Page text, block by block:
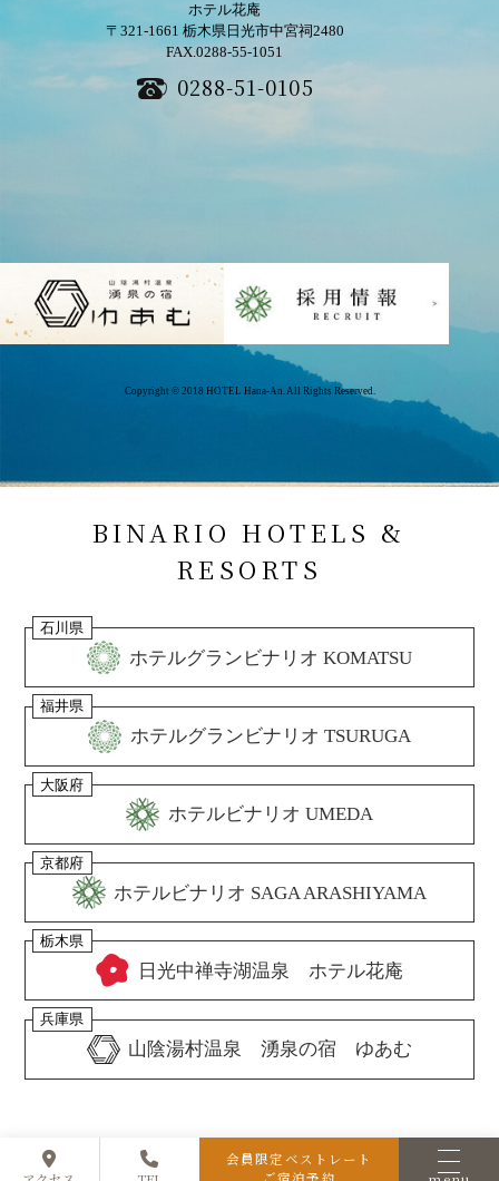
ホテル花庵
〒321-1661 栃木県日光市中宮祠2480
FAX.0288-55-1051
0288-51-0105
Copyright © 2018 HOTEL Hana-An. All Rights Reserved.
BINARIO HOTELS &
RESORTS
石川県
ホテルグランビナリオ KOMATSU
福井県
ホテルグランビナリオ TSURUGA
大阪府
ホテルビナリオ UMEDA
京都府
ホテルビナリオ SAGA ARASHIYAMA
栃木県
日光中禅寺湖温泉 ホテル花庵
兵庫県
山陰湯村温泉 湧泉の宿 ゆあむ
会員限定ベストレート